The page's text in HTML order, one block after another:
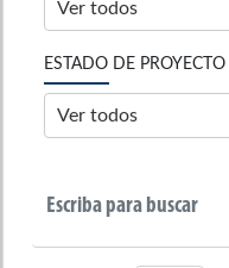
Ver todos
ESTADO DE PROYECTO
Ver todos